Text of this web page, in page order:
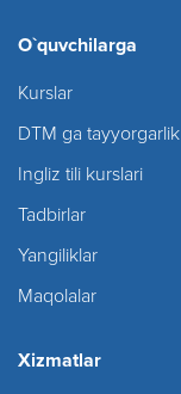
O`quvchilarga
Kurslar
DTM ga tayyorgarlik
Ingliz tili kurslari
Tadbirlar
Yangiliklar
Maqolalar
Xizmatlar